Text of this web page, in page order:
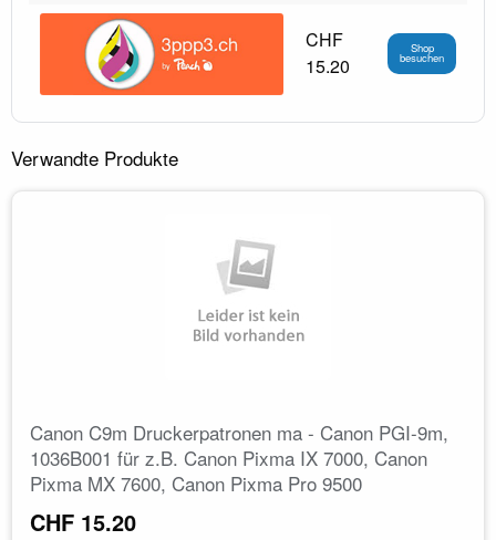
CHF
15.20
Shop
besuchen
Verwandte Produkte
Canon C9m Druckerpatronen ma - Canon PGI-9m,
1036B001 für z.B. Canon Pixma IX 7000, Canon
Pixma MX 7600, Canon Pixma Pro 9500
CHF 15.20